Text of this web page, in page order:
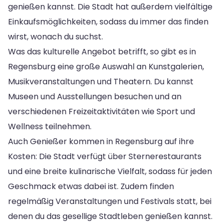
genießen kannst. Die Stadt hat außerdem vielfältige
Einkaufsmöglichkeiten, sodass du immer das finden
wirst, wonach du suchst.
Was das kulturelle Angebot betrifft, so gibt es in
Regensburg eine große Auswahl an Kunstgalerien,
Musikveranstaltungen und Theatern. Du kannst
Museen und Ausstellungen besuchen und an
verschiedenen Freizeitaktivitäten wie Sport und
Wellness teilnehmen.
Auch Genießer kommen in Regensburg auf ihre
Kosten: Die Stadt verfügt über Sternerestaurants
und eine breite kulinarische Vielfalt, sodass für jeden
Geschmack etwas dabei ist. Zudem finden
regelmäßig Veranstaltungen und Festivals statt, bei
denen du das gesellige Stadtleben genießen kannst.